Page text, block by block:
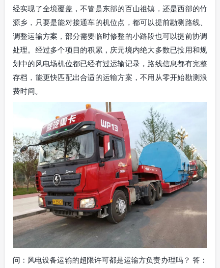
经实现了全境覆盖，不管是东部的百山祖镇，还是西部的竹
源乡，只要是能对接通车的机位点，都可以提前勘测路线、
调整运输方案，部分需要临时修整的小路段也可以提前协调
处理。经过多个项目的积累，庆元境内绝大多数已投用和规
划中的风电场机位都已经有过运输记录，路线信息都有完整
存档，能更快匹配出合适的运输方案，不用从零开始勘测浪
费时间。
问：风电设备运输的超限许可都是运输方负责办理吗？ 答：